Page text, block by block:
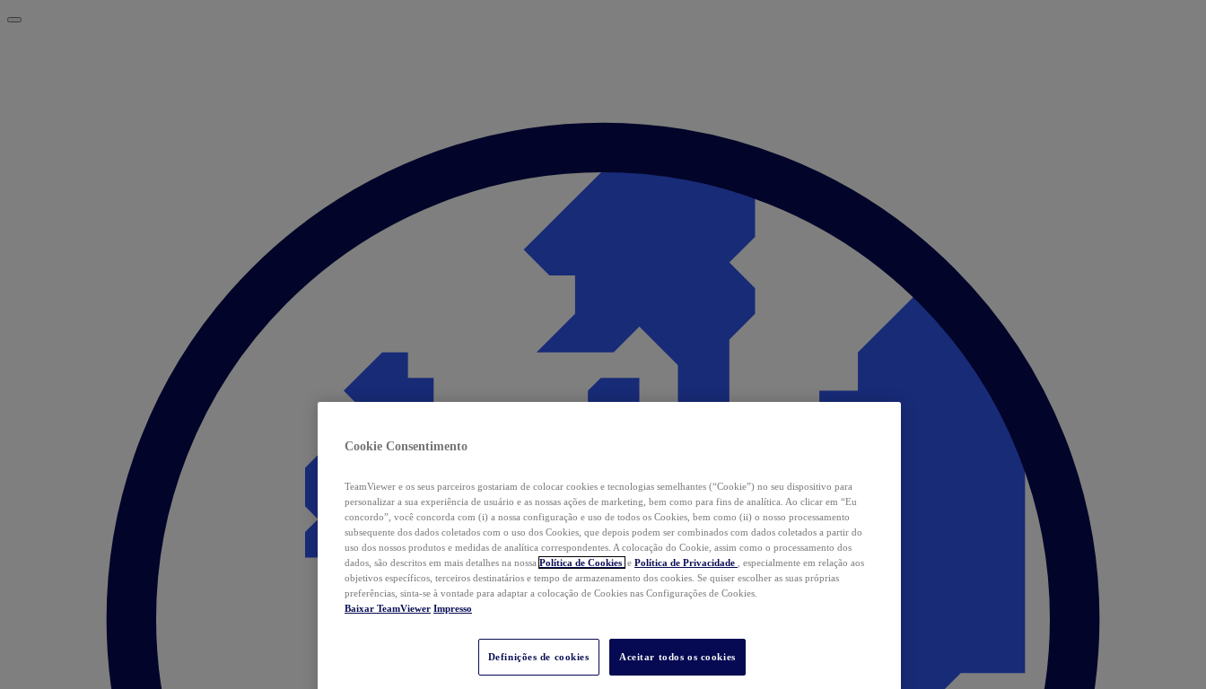
Cookie Consentimento
TeamViewer e os seus parceiros gostariam de colocar cookies e tecnologias semelhantes (“Cookie”) no seu dispositivo para
personalizar a sua experiência de usuário e as nossas ações de marketing, bem como para fins de analítica. Ao clicar em “Eu
concordo”, você concorda com (i) a nossa configuração e uso de todos os Cookies, bem como (ii) o nosso processamento
subsequente dos dados coletados com o uso dos Cookies, que depois podem ser combinados com dados coletados a partir do
uso dos nossos produtos e medidas de analítica correspondentes. A colocação do Cookie, assim como o processamento dos
dados, são descritos em mais detalhes na nossa Política de Cookies e Política de Privacidade
, especialmente em relação aos
objetivos específicos, terceiros destinatários e tempo de armazenamento dos cookies. Se quiser escolher as suas próprias
preferências, sinta-se à vontade para adaptar a colocação de Cookies nas Configurações de Cookies.
Baixar TeamViewer Impresso
Definições de cookies Aceitar todos os cookies